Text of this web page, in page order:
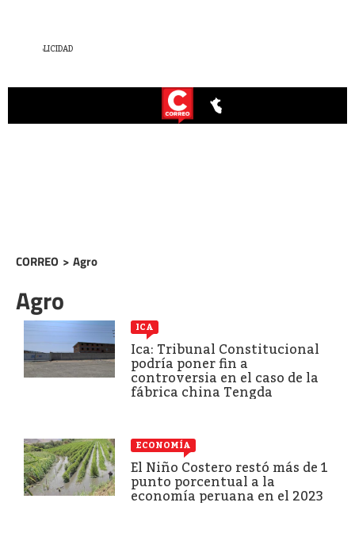
CORREO > Agro
Agro
ICA
Ica: Tribunal Constitucional
podría poner fin a
controversia en el caso de la
fábrica china Tengda
ECONOMÍA
El Niño Costero restó más de 1
punto porcentual a la
economía peruana en el 2023